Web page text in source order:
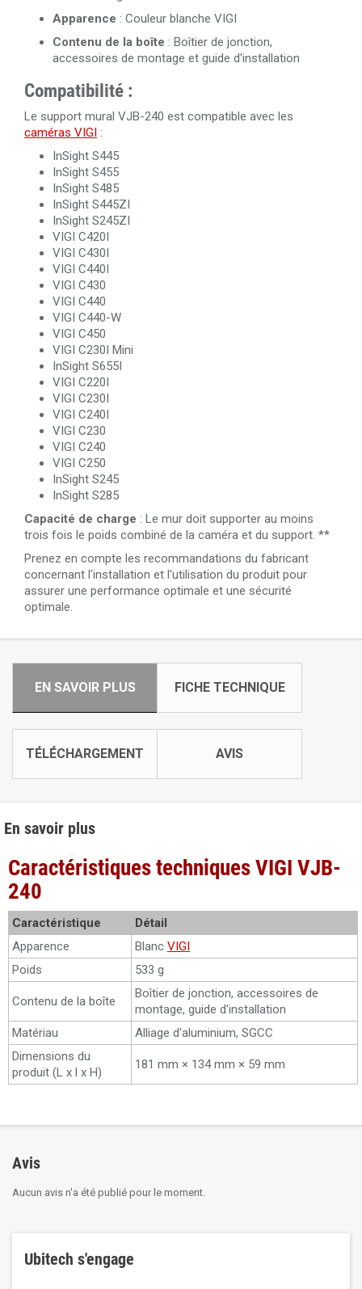
Apparence : Couleur blanche VIGI
Contenu de la boîte : Boîtier de jonction,
accessoires de montage et guide d'installation
Compatibilité :
Le support mural VJB-240 est compatible avec les
caméras VIGI :
InSight S445
InSight S455
InSight S485
InSight S445ZI
InSight S245ZI
VIGI C420I
VIGI C430I
VIGI C440I
VIGI C430
VIGI C440
VIGI C440-W
VIGI C450
VIGI C230I Mini
InSight S655I
VIGI C220I
VIGI C230I
VIGI C240I
VIGI C230
VIGI C240
VIGI C250
InSight S245
InSight S285
Capacité de charge : Le mur doit supporter au moins
trois fois le poids combiné de la caméra et du support. **
Prenez en compte les recommandations du fabricant
concernant l'installation et l'utilisation du produit pour
assurer une performance optimale et une sécurité
optimale.
EN SAVOIR PLUS FICHE TECHNIQUE
TÉLÉCHARGEMENT AVIS
En savoir plus
Caractéristiques techniques VIGI VJB-
240
Caractéristique
Détail
Apparence
Blanc VIGI
Poids
533 g
Contenu de la boîte
Boîtier de jonction, accessoires de
montage, guide d'installation
Matériau
Alliage d'aluminium, SGCC
Dimensions du
produit (L x l x H)
181 mm × 134 mm × 59 mm
Avis
Aucun avis n'a été publié pour le moment.
Ubitech s'engage